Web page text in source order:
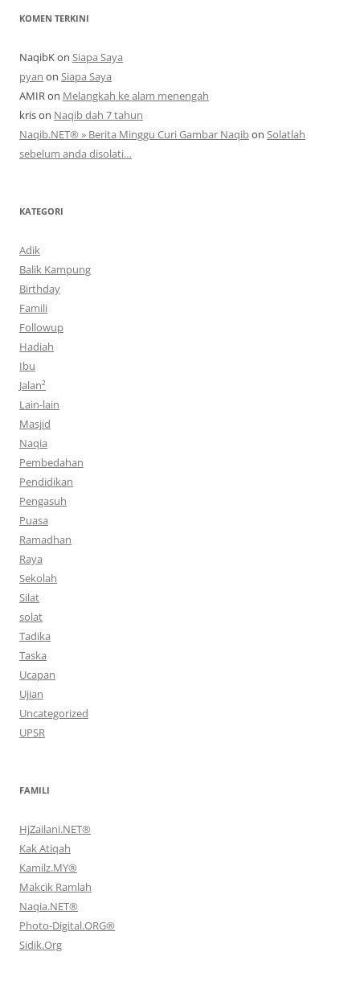
KOMEN TERKINI
NaqibKon Siapa Saya
pyan on Siapa Saya
AMIRon Melangkah ke alam menengah
krison Naqib dah 7 tahun
Naqib.NET® » Berita Minggu Curi Gambar Naqibon Solatlah
sebelum anda disolati…
KATEGORI
Adik
Balik Kampung
Birthday
Famili
Followup
Hadiah
Ibu
Jalan²
Lain-lain
Masjid
Naqia
Pembedahan
Pendidikan
Pengasuh
Puasa
Ramadhan
Raya
Sekolah
Silat
solat
Tadika
Taska
Ucapan
Ujian
Uncategorized
UPSR
FAMILI
HjZailani.NET®
Kak Atiqah
Kamilz.MY®
Makcik Ramlah
Naqia.NET®
Photo-Digital.ORG®
Sidik.Org